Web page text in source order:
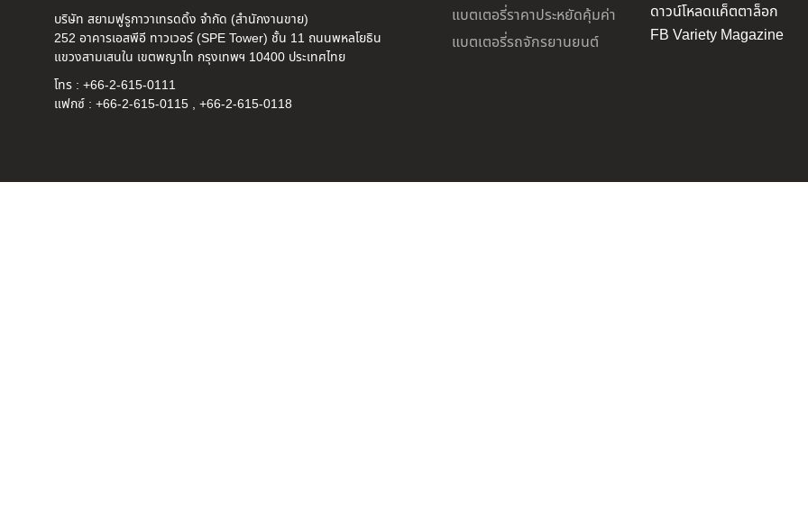
บริษัท สยามฟูรูกาวาเทรดดิ้ง จำกัด (สำนักงานขาย)
252 อาคารเอสพีอี ทาวเวอร์ (SPE Tower) ชั้น 11 ถนนพหลโยธิน
แขวงสามเสนใน เขตพญาไท กรุงเทพฯ 10400 ประเทศไทย
โทร : +66-2-615-0111
แฟกซ์ : +66-2-615-0115 , +66-2-615-0118
แบตเตอรี่ราคาประหยัดคุ้มค่า
แบตเตอรี่รถจักรยานยนต์
ดาวน์โหลดแค็ตตาล็อก
FB Variety Magazine